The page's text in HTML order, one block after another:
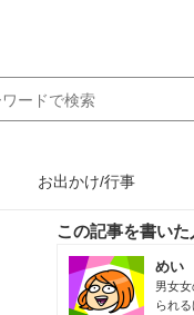
お出かけ/行事
この記事を書いた
めい
男女
られ